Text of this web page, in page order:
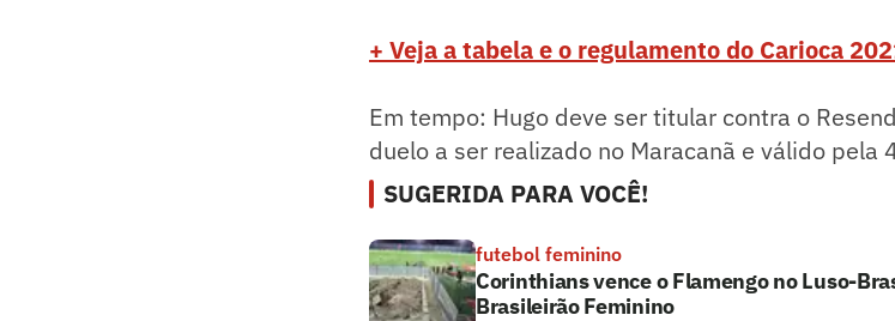
+ Veja a tabela e o regulamento do Carioca
Em tempo: Hugo deve ser titular contra o
duelo a ser realizado no Maracanã e válido pela
SUGERIDA PARA VOCÊ!
futebol feminino
Corinthians vence o Flamengo no Luso-
Brasileirão Feminino